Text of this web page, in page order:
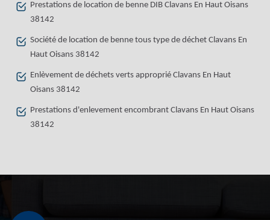
Prestations de location de benne DIB Clavans En Haut Oisans
38142
Société de location de benne tous type de déchet Clavans En
Haut Oisans 38142
Enlèvement de déchets verts approprié Clavans En Haut
Oisans 38142
Prestations d'enlevement encombrant Clavans En Haut Oisans
38142